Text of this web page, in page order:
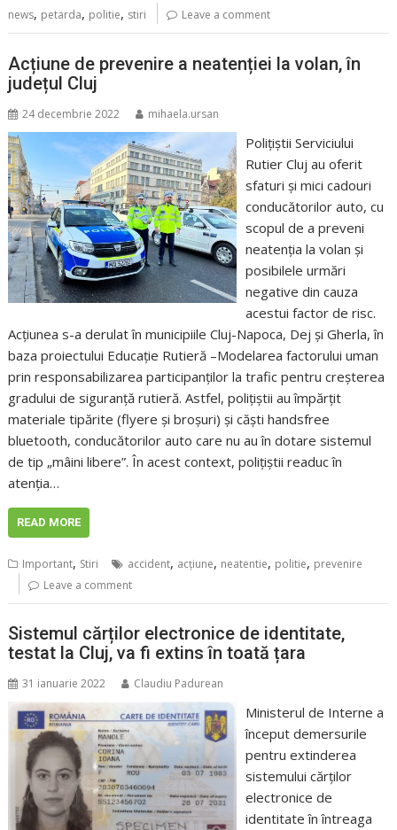
news, petarda, politie, stiri Leave a comment
Acțiune de prevenire a neatenției la volan, în
județul Cluj
24 decembrie 2022 mihaela.ursan
Polițiștii Serviciului
Rutier Cluj au oferit
sfaturi și mici cadouri
conducătorilor auto, cu
scopul de a preveni
neatenția la volan și
posibilele urmări
negative din cauza
acestui factor de risc.
Acțiunea s-a derulat în municipiile Cluj-Napoca, Dej și Gherla, în
baza proiectului Educație Rutieră –Modelarea factorului uman
prin responsabilizarea participanților la trafic pentru creșterea
gradului de siguranță rutieră. Astfel, polițiștii au împărțit
materiale tipărite (flyere și broșuri) și căști handsfree
bluetooth, conducătorilor auto care nu au în dotare sistemul
de tip „mâini libere”. În acest context, polițiștii readuc în
atenția…
READ MORE
Important, Stiri accident, acţiune, neatentie, politie, prevenire
Leave a comment
Sistemul cărților electronice de identitate,
testat la Cluj, va fi extins în toată țara
31 ianuarie 2022 Claudiu Padurean
Ministerul de Interne a
început demersurile
pentru extinderea
sistemului cărților
electronice de
identitate în întreaga